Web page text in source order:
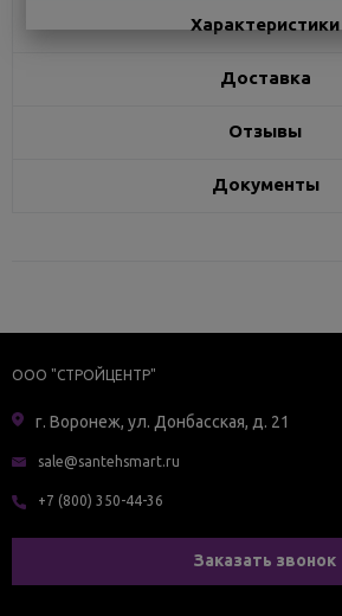
Характеристики
Доставка
Отзывы
Документы
ООО "СТРОЙЦЕНТР"
г. Воронеж, ул. Донбасская, д. 21
sale@santehsmart.ru
+7 (800) 350-44-36
Заказать звонок